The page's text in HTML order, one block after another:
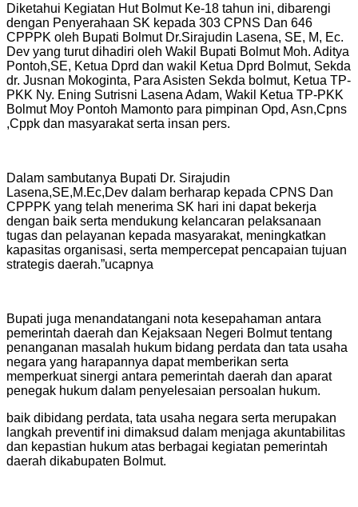
Diketahui Kegiatan Hut Bolmut Ke-18 tahun ini, dibarengi
dengan Penyerahaan SK kepada 303 CPNS Dan 646
CPPPK oleh Bupati Bolmut Dr.Sirajudin Lasena, SE, M, Ec.
Dev yang turut dihadiri oleh Wakil Bupati Bolmut Moh. Aditya
Pontoh,SE, Ketua Dprd dan wakil Ketua Dprd Bolmut, Sekda
dr. Jusnan Mokoginta, Para Asisten Sekda bolmut, Ketua TP-
PKK Ny. Ening Sutrisni Lasena Adam, Wakil Ketua TP-PKK
Bolmut Moy Pontoh Mamonto para pimpinan Opd, Asn,Cpns
,Cppk dan masyarakat serta insan pers.
Dalam sambutanya Bupati Dr. Sirajudin
Lasena,SE,M.Ec,Dev dalam berharap kepada CPNS Dan
CPPPK yang telah menerima SK hari ini dapat bekerja
dengan baik serta mendukung kelancaran pelaksanaan
tugas dan pelayanan kepada masyarakat, meningkatkan
kapasitas organisasi, serta mempercepat pencapaian tujuan
strategis daerah.”ucapnya
Bupati juga menandatangani nota kesepahaman antara
pemerintah daerah dan Kejaksaan Negeri Bolmut tentang
penanganan masalah hukum bidang perdata dan tata usaha
negara yang harapannya dapat memberikan serta
memperkuat sinergi antara pemerintah daerah dan aparat
penegak hukum dalam penyelesaian persoalan hukum.
baik dibidang perdata, tata usaha negara serta merupakan
langkah preventif ini dimaksud dalam menjaga akuntabilitas
dan kepastian hukum atas berbagai kegiatan pemerintah
daerah dikabupaten Bolmut.